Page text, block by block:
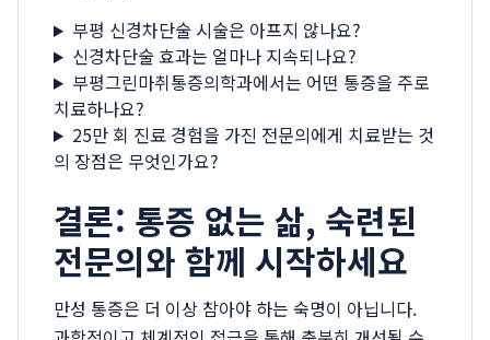
부평 신경차단술 시술은 아프지 않나요?
신경차단술 효과는 얼마나 지속되나요?
부평그린마취통증의학과에서는 어떤 통증을 주로
치료하나요?
25만 회 진료 경험을 가진 전문의에게 치료받는 것
의 장점은 무엇인가요?
결론: 통증 없는 삶, 숙련된
전문의와 함께 시작하세요
만성 통증은 더 이상 참아야 하는 숙명이 아닙니다.